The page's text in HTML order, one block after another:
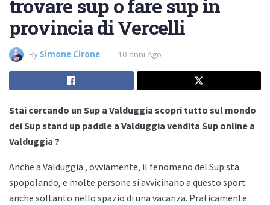
trovare sup o fare sup in
provincia di Vercelli
By Simone Cirone 10 anni Ago
Stai cercando un Sup a Valduggia scopri tutto sul mondo
dei Sup stand up paddle a Valduggia vendita Sup online a
Valduggia ?
Anche a Valduggia , ovviamente, il fenomeno del Sup sta
spopolando, e molte persone si avvicinano a questo sport
anche soltanto nello spazio di una vacanza. Praticamente